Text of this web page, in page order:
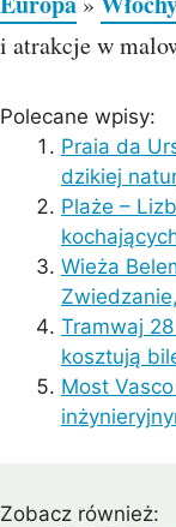
i atrakcje w
Polecane wpisy:
Praia da
dzikiej
Plaże –
Wieża
Tramwaj
kosztują
Most
Zobacz również: